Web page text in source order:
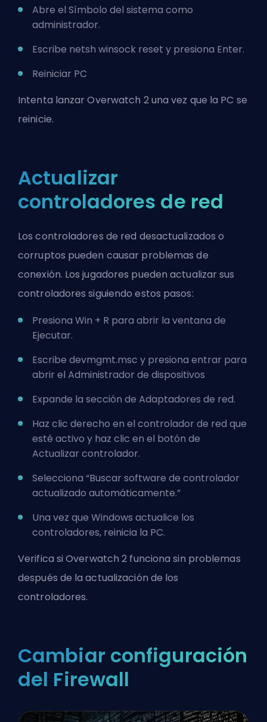
Abre el Símbolo del sistema como
administrador.
Escribe netsh winsock reset y presiona Enter.
Reiniciar PC
Intenta lanzar Overwatch 2 una vez que la PC se
reinicie.
Actualizar
controladores de red
Los controladores de red desactualizados o
corruptos pueden causar problemas de
conexión. Los jugadores pueden actualizar sus
controladores siguiendo estos pasos:
Presiona Win + R para abrir la ventana de
Ejecutar.
Escribe devmgmt.msc y presiona entrar para
abrir el Administrador de dispositivos
Expande la sección de Adaptadores de red.
Haz clic derecho en el controlador de red que
esté activo y haz clic en el botón de
Actualizar controlador.
Selecciona “Buscar software de controlador
actualizado automáticamente.”
Una vez que Windows actualice los
controladores, reinicia la PC.
Verifica si Overwatch 2 funciona sin problemas
después de la actualización de los
controladores.
Cambiar configuración
del Firewall